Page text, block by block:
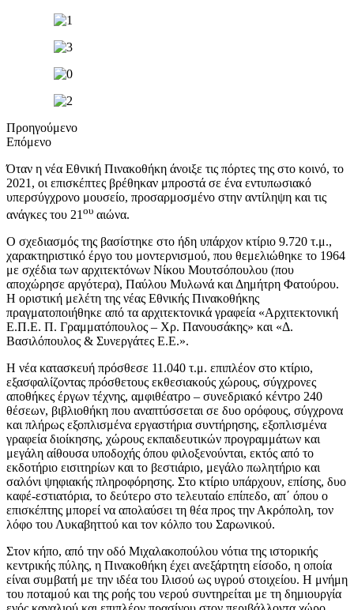
Προηγούμενο
Επόμενο
Όταν η νέα Εθνική Πινακοθήκη άνοιξε τις πόρτες της στο κοινό, το
2021, οι επισκέπτες βρέθηκαν μπροστά σε ένα εντυπωσιακό
υπερσύγχρονο μουσείο, προσαρμοσμένο στην αντίληψη και τις
ανάγκες του 21 ου αιώνα.
Ο σχεδιασμός της βασίστηκε στο ήδη υπάρχον κτίριο 9.720 τ.μ.,
χαρακτηριστικό έργο του μοντερνισμού, που θεμελιώθηκε το 1964
με σχέδια των αρχιτεκτόνων Νίκου Μουτσόπουλου (που
αποχώρησε αργότερα), Παύλου Μυλωνά και Δημήτρη Φατούρου.
Η οριστική μελέτη της νέας Εθνικής Πινακοθήκης
πραγματοποιήθηκε από τα αρχιτεκτονικά γραφεία «Αρχιτεκτονική
Ε.Π.Ε. Π. Γραμματόπουλος – Χρ. Πανουσάκης» και «Δ.
Βασιλόπουλος & Συνεργάτες Ε.Ε.».
Η νέα κατασκευή πρόσθεσε 11.040 τ.μ. επιπλέον στο κτίριο,
εξασφαλίζοντας πρόσθετους εκθεσιακούς χώρους, σύγχρονες
αποθήκες έργων τέχνης, αμφιθέατρο – συνεδριακό κέντρο 240
θέσεων, βιβλιοθήκη που αναπτύσσεται σε δυο ορόφους, σύγχρονα
και πλήρως εξοπλισμένα εργαστήρια συντήρησης, εξοπλισμένα
γραφεία διοίκησης, χώρους εκπαιδευτικών προγραμμάτων και
μεγάλη αίθουσα υποδοχής όπου φιλοξενούνται, εκτός από το
εκδοτήριο εισιτηρίων και το βεστιάριο, μεγάλο πωλητήριο και
σαλόνι ψηφιακής πληροφόρησης. Στο κτίριο υπάρχουν, επίσης, δυο
καφέ-εστιατόρια, το δεύτερο στο τελευταίο επίπεδο, απ΄ όπου ο
επισκέπτης μπορεί να απολαύσει τη θέα προς την Ακρόπολη, τον
λόφο του Λυκαβηττού και τον κόλπο του Σαρωνικού.
Στον κήπο, από την οδό Μιχαλακοπούλου νότια της ιστορικής
κεντρικής πύλης, η Πινακοθήκη έχει ανεξάρτητη είσοδο, η οποία
είναι συμβατή με την ιδέα του Ιλισού ως υγρού στοιχείου. Η μνήμη
του ποταμού και της ροής του νερού συντηρείται με τη δημιουργία